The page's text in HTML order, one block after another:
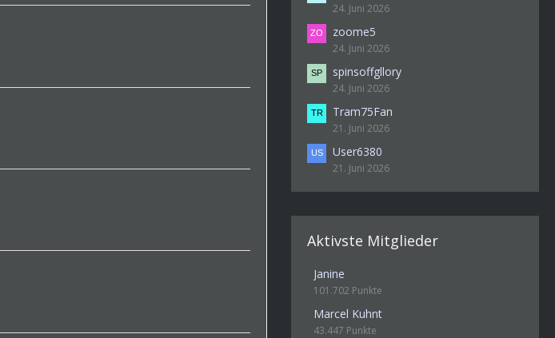
24. Juni 2026
zoome5
24. Juni 2026
spinsoffgllory
24. Juni 2026
Tram75Fan
21. Juni 2026
User6380
21. Juni 2026
Aktivste Mitglieder
Janine
101.702 Punkte
Marcel Kuhnt
43.447 Punkte